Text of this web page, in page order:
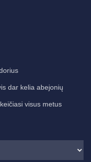
dar kelia abejonių
visus metus